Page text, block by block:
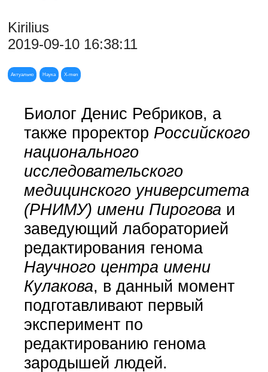
Kirilius
2019-09-10 16:38:11
Актуально Наука X-men
Биолог Денис Ребриков, а
также проректор Российского
национального
исследовательского
медицинского университета
(РНИМУ) имени Пирогова и
заведующий лабораторией
редактирования генома
Научного центра имени
Кулакова, в данный момент
подготавливают первый
эксперимент по
редактированию генома
зародышей людей.